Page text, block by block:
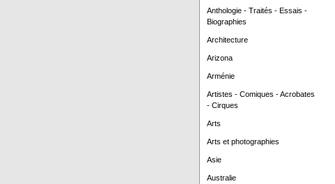
Anthologie - Traités - Essais -
Biographies
Architecture
Arizona
Arménie
Artistes - Comiques - Acrobates
- Cirques
Arts
Arts et photographies
Asie
Australie